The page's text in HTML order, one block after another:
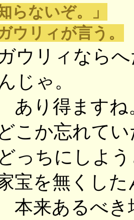
らないぞ。」
リィが言う。
ウリィならへ
じゃ。
あり得ます
こか忘れて
っちにしよう
無くした
来あるべき